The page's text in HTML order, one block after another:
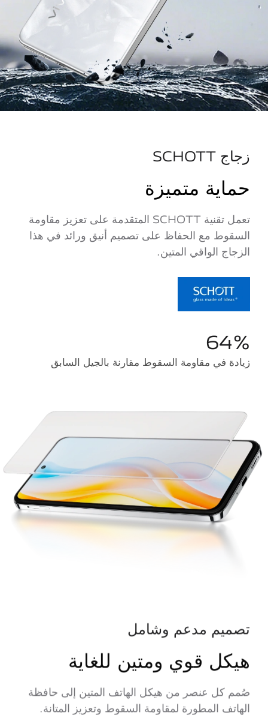
زجاج SCHOTT
حماية متميزة
تعمل تقنية SCHOTT المتقدمة على تعزيز مقاومة
السقوط مع الحفاظ على تصميم أنيق ورائد في هذا
الزجاج الواقي المتين.
64%
زيادة في مقاومة السقوط مقارنة بالجيل السابق
تصميم مدعم وشامل
هيكل قوي ومتين للغاية
صُمم كل عنصر من هيكل الهاتف المتين إلى حافظة
الهاتف المطورة لمقاومة السقوط وتعزيز المتانة.